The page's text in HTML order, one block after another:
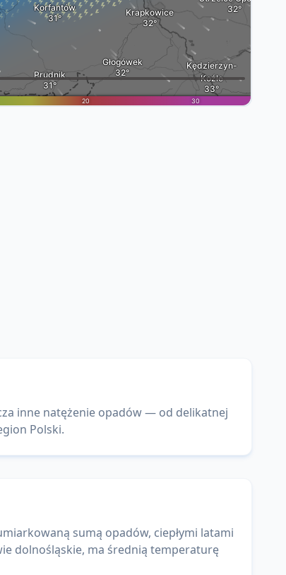
inne natężenie opadów — od delikatnej
Polski.
sumą opadów, ciepłymi latami
dolnośląskie, ma średnią temperaturę